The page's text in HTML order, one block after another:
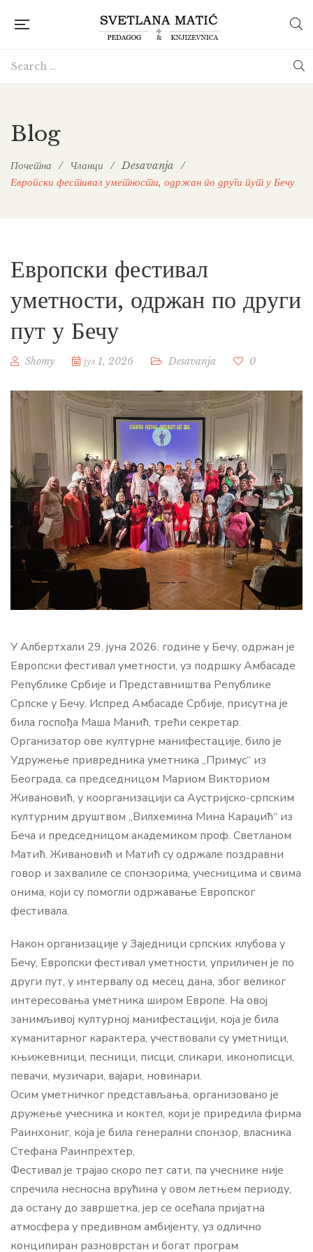
Blog
Почетна / Чланци / Desavanja /
Европски фестивал уметности, одржан по други пут у Бечу
Европски фестивал
уметности, одржан по други
пут у Бечу
Shomy јул 1, 2026 Desavanja 0
У Албертхали 29. јунa 2026. године у Бечу, одржан је
Европски фестивал уметности, уз подршку Амбасаде
Републике Србије и Представништва Републике
Српске у Бечу. Испред Амбасаде Србије, присутна је
била госпођа Маша Манић, трећи секретар.
Организатор ове културне манифестације, било је
Удружење привредника уметника „Примус“ из
Београда, са председницом Мариом Викториом
Живановић, у коорганизацији са Аустријско-српским
културним друштвом „Вилхемина Мина Караџић“ из
Беча и председницом академиком проф. Светланом
Матић. Живановић и Матић су одржале поздравни
говор и захвалиле се спонзорима, учесницима и свима
онима, који су помогли одржавање Европског
фестивала.
Након организације у Заједници српских клубова у
Бечу, Европски фестивал уметности, уприличен је по
други пут, у интервалу од месец дана, због великог
интересовања уметника широм Европе. На овој
занимљивој културној манифестацији, која је била
хуманитарног карактера, учествовали су уметници,
књижевници, песници, писци, сликари, иконописци,
певачи, музичари, вајари, новинари.
Осим уметничког представљања, организовано је
дружење учесника и коктел, који је приредила фирма
Раинхониг, која је била генерални спонзор, власника
Стефана Раинпрехтер,
Фестивал је трајао скоро пет сати, па учеснике није
спречила несносна врућина у овом летњем периоду,
да остану до завршетка, јер се осећала пријатна
атмосфера у предивном амбијенту, уз одлично
конципиран разноврстан и богат програм